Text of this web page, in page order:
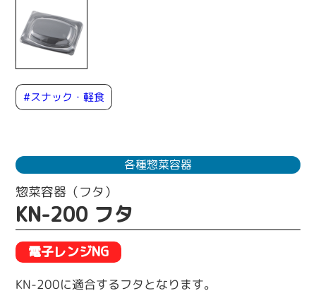
#スナック・軽食
各種惣菜容器
惣菜容器（フタ）
KN-200 フタ
電子レンジNG
KN-200に適合するフタとなります。